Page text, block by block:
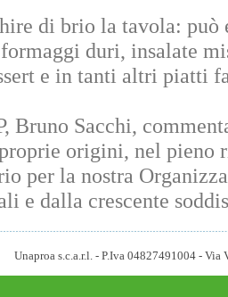
di brio la tavola: può
duri, insalate
e in tanti altri piatti
Bruno Sacchi,
origini, nel pieno
per la nostra
e dalla crescente
Unaproa s.c.a.r.l. - P.Iva 04827491004 -